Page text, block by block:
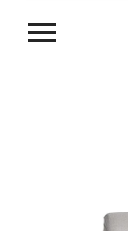
1-ZIT MET POEF